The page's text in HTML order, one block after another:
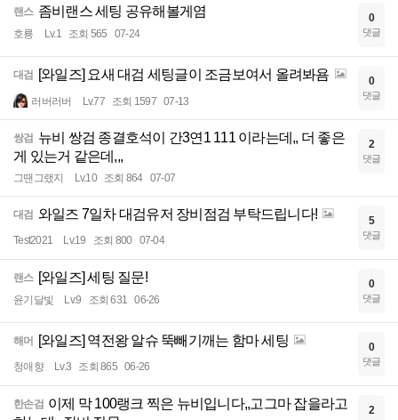
랜스 좀비랜스 세팅 공유해볼게염
호룡 Lv.1 조회 565 07-24
0
댓글
대검 [와일즈] 요새 대검 세팅글이 조금보여서 올려봐욤
러버러버 Lv.77 조회 1597 07-13
0
댓글
쌍검 뉴비 쌍검 종결호석이 간3연1 111 이라는데,, 더 좋은
게 있는거 같은데,,,
그땐그랬지 Lv.10 조회 864 07-07
2
댓글
대검 와일즈 7일차 대검유저 장비점검 부탁드립니다!
Test2021 Lv.19 조회 800 07-04
5
댓글
랜스 [와일즈] 세팅 질문!
윤기달빛 Lv.9 조회 631 06-26
0
댓글
해머 [와일즈] 역전왕 알슈 뚝빼기깨는 함마 세팅
청애향 Lv.3 조회 865 06-26
0
댓글
한손검 이제 막 100랭크 찍은 뉴비입니다,,고그마 잡을라고
2